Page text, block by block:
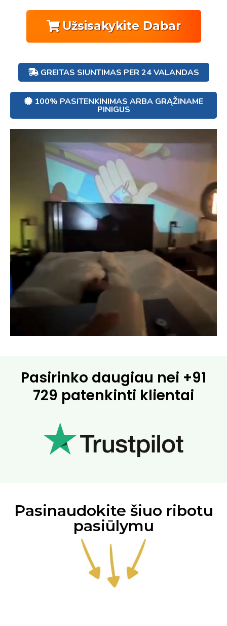
Užsisakykite Dabar
GREITAS SIUNTIMAS PER 24 VALANDAS
100% PASITENKINIMAS ARBA GRĄŽINAME
PINIGUS
Pasirinko daugiau nei +91
729 patenkinti klientai
Pasinaudokite šiuo ribotu
pasiūlymu